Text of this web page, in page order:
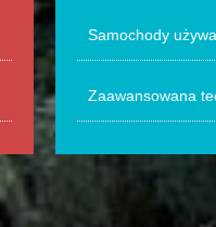
Samochody
Zaawansowana